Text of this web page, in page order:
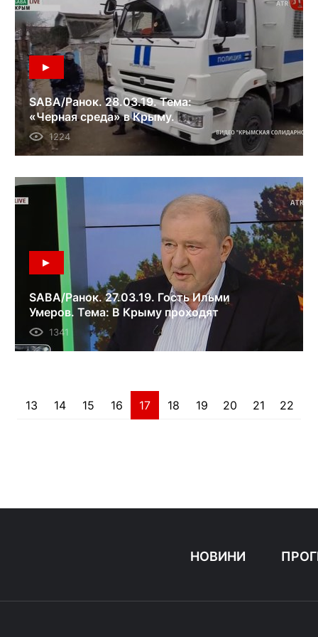
SABA/Ранок. 28.03.19. Тема:
«Черная среда» в Крыму.
Спецоперация ФСБ против
крымских татар.
1224
SABA/Ранок. 27.03.19. Гость Ильми
Умеров. Тема: В Крыму проходят
самые массовые обыски за время
оккупации.
1341
13 14 15 16 17 18 19 20 21 22
НОВИНИ